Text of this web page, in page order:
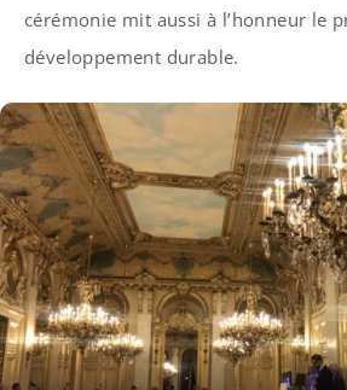
cérémonie mit aussi à l’honneur le
développement durable.